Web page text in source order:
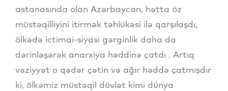
astanasında olan Azərbaycan, hətta öz
müstəqilliyini itirmək təhlükəsi ilə qarşılaşdı,
ölkədə ictimai-siyasi gərginlik daha da
dərinləşərək anarxiya həddinə çatdı . Artıq
vəziyyət o qədər çətin və ağır həddə çatmışdır
ki, ölkəmiz müstəqil dövlət kimi dünya